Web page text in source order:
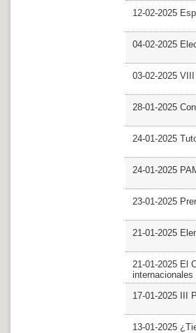
12-02-2025
04-02-2025
03-02-2025
28-01-2025
24-01-2025
24-01-2025
23-01-2025
21-01-2025
21-01-2025 El
internacionales
17-01-2025 III
13-01-2025